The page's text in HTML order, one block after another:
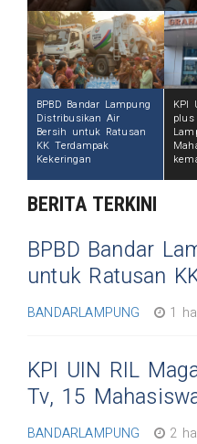
BPBD Bandar Lampung
Distribusikan Air
Bersih untuk Ratusan
KK Terdampak
Kekeringan
KPI
BERITA TERKINI
BPBD Bandar
untuk Ratusan
BANDARLAMPUNG 1
KPI UIN RIL
Tv, 15
BANDARLAMPUNG 2